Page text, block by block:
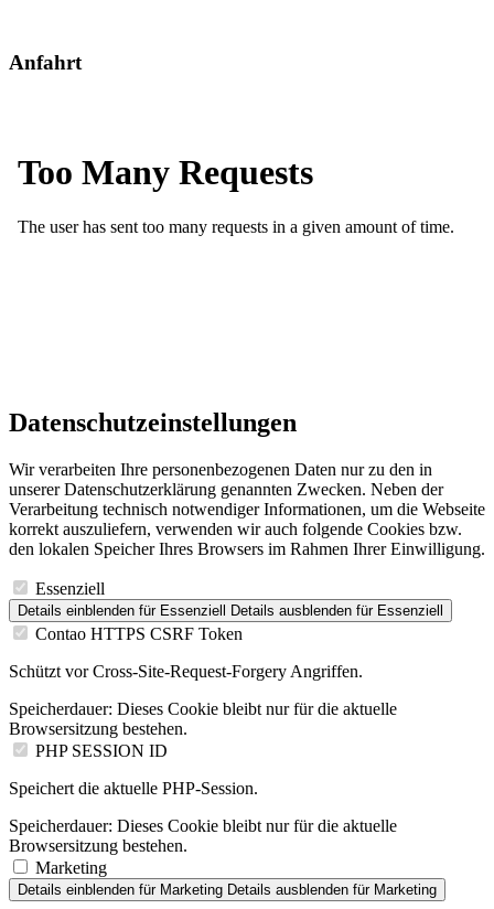
Anfahrt
Datenschutzeinstellungen
Wir verarbeiten Ihre personenbezogenen Daten nur zu den in
unserer Datenschutzerklärung genannten Zwecken. Neben der
Verarbeitung technisch notwendiger Informationen, um die Webseite
korrekt auszuliefern, verwenden wir auch folgende Cookies bzw.
den lokalen Speicher Ihres Browsers im Rahmen Ihrer Einwilligung.
Essenziell
Details einblenden für Essenziell Details ausblenden für Essenziell
Contao HTTPS CSRF Token
Schützt vor Cross-Site-Request-Forgery Angriffen.
Speicherdauer: Dieses Cookie bleibt nur für die aktuelle
Browsersitzung bestehen.
PHP SESSION ID
Speichert die aktuelle PHP-Session.
Speicherdauer: Dieses Cookie bleibt nur für die aktuelle
Browsersitzung bestehen.
Marketing
Details einblenden für Marketing Details ausblenden für Marketing